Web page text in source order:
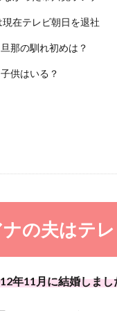
現在テレビ朝日を退社
那の馴れ初めは？
供はいる？
の夫はテレ
年11月に結婚しまし